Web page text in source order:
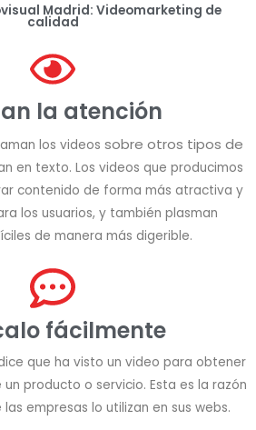
Madrid: Videomarketing de
calidad
la atención
los videos sobre otros tipos de
en texto. Los videos que producimos
contenido de forma más atractiva y
los usuarios, y también plasman
de manera más digerible.
fácilmente
que ha visto un video para obtener
producto o servicio. Esta es la razón
empresas lo utilizan en sus webs.